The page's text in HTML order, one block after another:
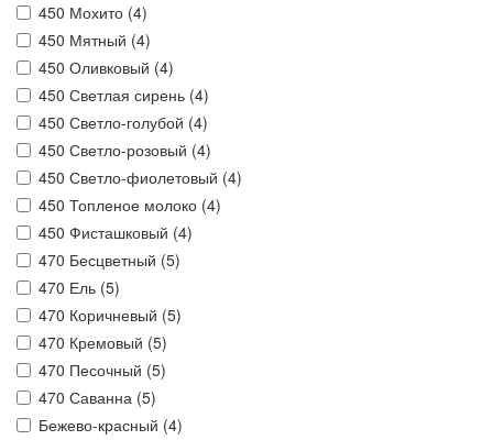
450 Мохито (4)
450 Мятный (4)
450 Оливковый (4)
450 Светлая сирень (4)
450 Светло-голубой (4)
450 Светло-розовый (4)
450 Светло-фиолетовый (4)
450 Топленое молоко (4)
450 Фисташковый (4)
470 Бесцветный (5)
470 Ель (5)
470 Коричневый (5)
470 Кремовый (5)
470 Песочный (5)
470 Саванна (5)
Бежево-красный (4)